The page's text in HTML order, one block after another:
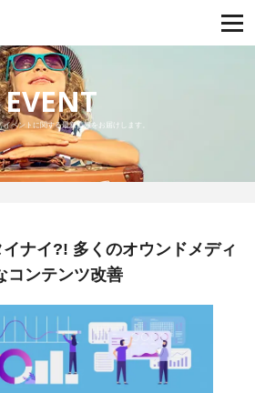
EVENT
イベントに関する最新情報をお届けします。
ナイ?! 多くのオウンドメディ
コンテンツ改善